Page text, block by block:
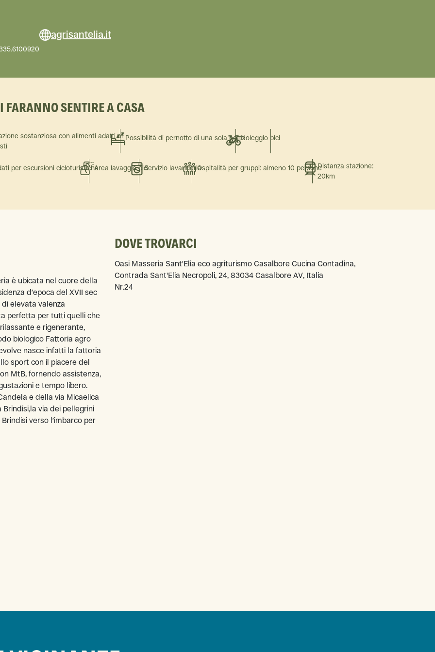
agrisantelia.it
SENTIRE A CASA
sostanziosa con alimenti adatti ai Possibilità di pernotto di una sola notteNoleggio bici
per escursioni cicloturisticheArea lavaggio biciServizio lavanderiaOspitalità per gruppi: almeno 10 personeDistanza stazione:
20km
è ubicata nel cuore della
d’epoca del XVII sec
elevata valenza
perfetta per tutti quelli che
e rigenerante,
biologico Fattoria agro
nasce infatti la fattoria
sport con il piacere del
MtB, fornendo assistenza,
e tempo libero.
e della via Micaelica
via dei pellegrini
verso l’imbarco per
DOVE TROVARCI
Oasi Masseria Sant'Elia eco agriturismo Casalbore Cucina Contadina,
Contrada Sant'Elia Necropoli, 24, 83034 Casalbore AV, Italia
Nr.24